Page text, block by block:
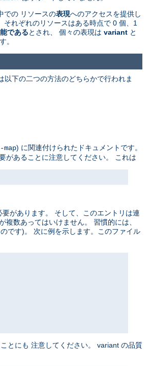
での リソースの表現へのアクセスを提供し
れぞれのリソースはある時点で 0 個、1
であるとされ、 個々の表現は variant と
。
下の二つの方法のどちらかで行われま
) に関連付けられたドキュメントです。
があることに注意してください。 これは
があります。 そして、このエントリは連
数あってはいけません。 習慣的には、
です)。 次に例を示します。このファイル
とにも 注意してください。 variant の品質